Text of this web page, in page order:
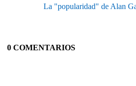
La "popularidad" de Alan
0 COMENTARIOS